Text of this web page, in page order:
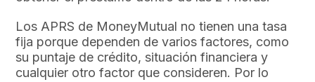
Los APRS de MoneyMutual no tienen una tasa
fija porque dependen de varios factores, como
su puntaje de crédito, situación financiera y
cualquier otro factor que consideren. Por lo